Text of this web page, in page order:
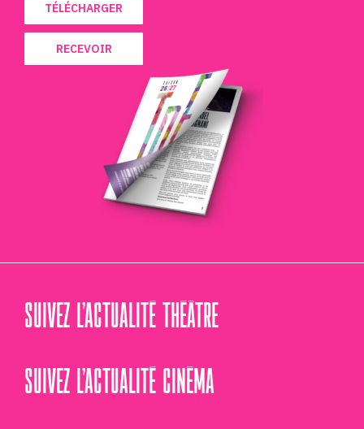
TÉLÉCHARGER
RECEVOIR
SUIVEZ L’ACTUALITÉ THÉÂTRE
SUIVEZ L’ACTUALITÉ CINÉMA